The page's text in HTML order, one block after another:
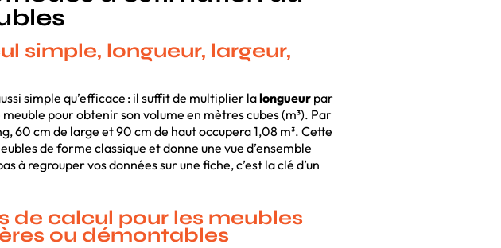
simple, longueur, largeur,
simple qu’efficace : il suffit de multiplier lalongueur par
meuble pour obtenir son volume en mètres cubes (m³). Par
60 cm de large et 90 cm de haut occupera 1,08 m³. Cette
de forme classique et donne une vue d’ensemble
à regrouper vos données sur une fiche, c’est la clé d’un
de calcul pour les meubles
ou démontables